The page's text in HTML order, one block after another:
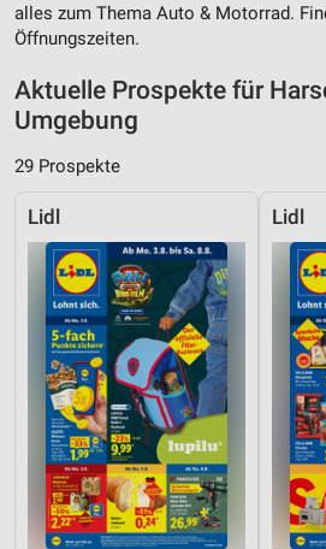
alles zum Thema Auto & Motorrad.
Öffnungszeiten.
Aktuelle Prospekte für
Umgebung
29 Prospekte
Lidl Lidl